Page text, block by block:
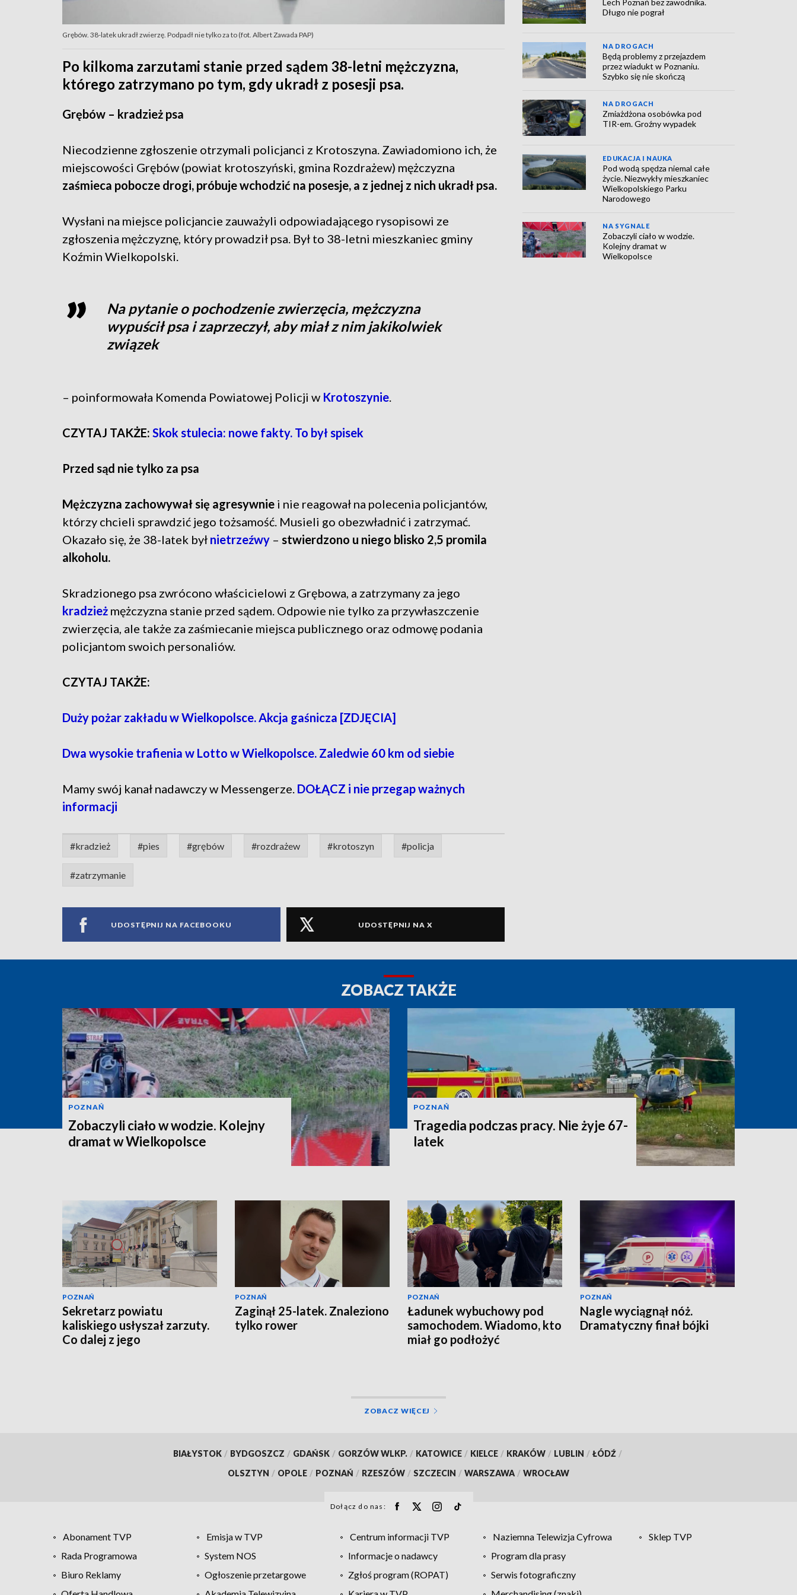
Grębów. 38-latek ukradł zwierzę. Podpadł nie tylko za to (fot. Albert Zawada PAP)
Po kilkoma zarzutami stanie przed sądem 38-letni mężczyzna,
którego zatrzymano po tym, gdy ukradł z posesji psa.
Grębów – kradzież psa
Niecodzienne zgłoszenie otrzymali policjanci z Krotoszyna. Zawiadomiono ich, że
miejscowości Grębów (powiat krotoszyński, gmina Rozdrażew) mężczyzna
zaśmieca pobocze drogi, próbuje wchodzić na posesje, a z jednej z nich ukradł psa.
Wysłani na miejsce policjancie zauważyli odpowiadającego rysopisowi ze
zgłoszenia mężczyznę, który prowadził psa. Był to 38-letni mieszkaniec gminy
Koźmin Wielkopolski.
Na pytanie o pochodzenie zwierzęcia, mężczyzna
wypuścił psa i zaprzeczył, aby miał z nim jakikolwiek
związek
– poinformowała Komenda Powiatowej Policji w Krotoszynie.
CZYTAJ TAKŻE: Skok stulecia: nowe fakty. To był spisek
Przed sąd nie tylko za psa
Mężczyzna zachowywał się agresywnie i nie reagował na polecenia policjantów,
którzy chcieli sprawdzić jego tożsamość. Musieli go obezwładnić i zatrzymać.
Okazało się, że 38-latek był nietrzeźwy – stwierdzono u niego blisko 2,5 promila
alkoholu.
Skradzionego psa zwrócono właścicielowi z Grębowa, a zatrzymany za jego
kradzież mężczyzna stanie przed sądem. Odpowie nie tylko za przywłaszczenie
zwierzęcia, ale także za zaśmiecanie miejsca publicznego oraz odmowę podania
policjantom swoich personaliów.
CZYTAJ TAKŻE:
Duży pożar zakładu w Wielkopolsce. Akcja gaśnicza [ZDJĘCIA]
Dwa wysokie trafienia w Lotto w Wielkopolsce. Zaledwie 60 km od siebie
Mamy swój kanał nadawczy w Messengerze. DOŁĄCZ i nie przegap ważnych
informacji
#kradzież #pies #grębów #rozdrażew #krotoszyn #policja
#zatrzymanie
UDOSTĘPNIJ NA FACEBOOKU UDOSTĘPNIJ NA X
Długo nie pograł
NA DROGACH
Będą problemy z przejazdem
przez wiadukt w Poznaniu.
Szybko się nie skończą
NA DROGACH
Zmiażdżona osobówka pod
TIR-em. Groźny wypadek
EDUKACJA I NAUKA
Pod wodą spędza niemal całe
życie. Niezwykły mieszkaniec
Wielkopolskiego Parku
Narodowego
NA SYGNALE
Zobaczyli ciało w wodzie.
Kolejny dramat w
Wielkopolsce
ZOBACZ TAKŻE
POZNAŃ
Zobaczyli ciało w wodzie. Kolejny
dramat w Wielkopolsce
POZNAŃ
Tragedia podczas pracy. Nie żyje 67-
latek
POZNAŃ
Sekretarz powiatu
kaliskiego usłyszał zarzuty.
Co dalej z jego
POZNAŃ
Zaginął 25-latek. Znaleziono
tylko rower
POZNAŃ
Ładunek wybuchowy pod
samochodem. Wiadomo, kto
miał go podłożyć
POZNAŃ
Nagle wyciągnął nóż.
Dramatyczny finał bójki
ZOBACZ WIĘCEJ
BIAŁYSTOK / BYDGOSZCZ / GDAŃSK / GORZÓW WLKP. / KATOWICE / KIELCE / KRAKÓW / LUBLIN / ŁÓDŹ /
OLSZTYN / OPOLE / POZNAŃ / RZESZÓW / SZCZECIN / WARSZAWA / WROCŁAW
Dołącz do nas:
Abonament TVP Emisja w TVP Centrum informacji TVP Naziemna Telewizja Cyfrowa
Sklep TVP
Rada Programowa
System NOS Informacje o nadawcy
Program dla prasy
Biuro Reklamy
Ogłoszenie przetargowe Zgłoś program (ROPAT)
Serwis fotograficzny